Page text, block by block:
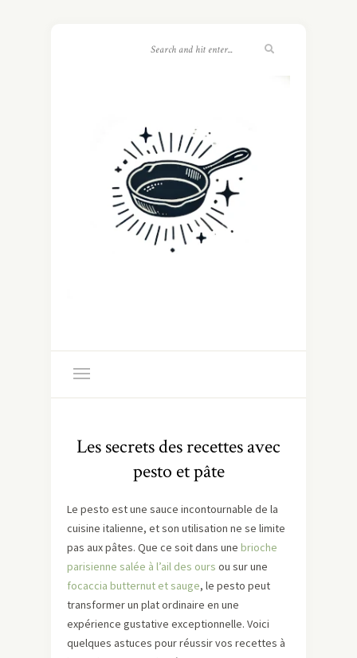
Les secrets des recettes avec
pesto et pâte
Le pesto est une sauce incontournable de la
cuisine italienne, et son utilisation ne se limite
pas aux pâtes. Que ce soit dans une brioche
parisienne salée à l’ail des ours ou sur une
focaccia butternut et sauge, le pesto peut
transformer un plat ordinaire en une
expérience gustative exceptionnelle. Voici
quelques astuces pour réussir vos recettes à